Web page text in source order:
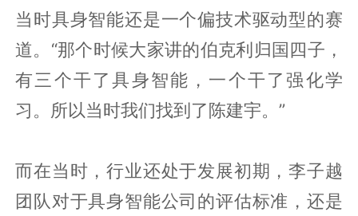
当时具身智能还是一个偏技术驱动型的赛
道。“那个时候大家讲的伯克利归国四子，
有三个干了具身智能，一个干了强化学
习。所以当时我们找到了陈建宇。”
而在当时，行业还处于发展初期，李子越
团队对于具身智能公司的评估标准，还是